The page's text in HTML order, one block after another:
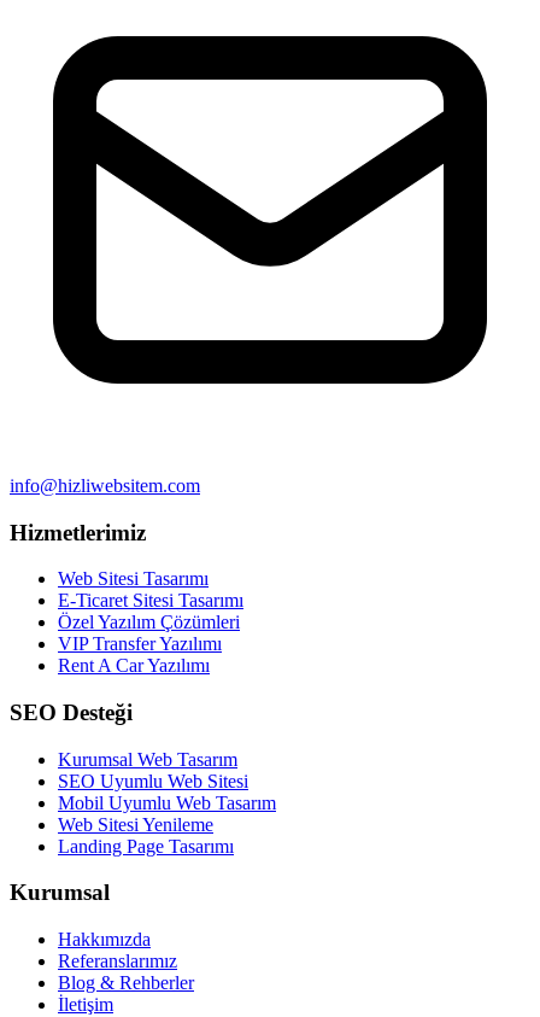
info@hizliwebsitem.com
Hizmetlerimiz
Web Sitesi Tasarımı
E-Ticaret Sitesi Tasarımı
Özel Yazılım Çözümleri
VIP Transfer Yazılımı
Rent A Car Yazılımı
SEO Desteği
Kurumsal Web Tasarım
SEO Uyumlu Web Sitesi
Mobil Uyumlu Web Tasarım
Web Sitesi Yenileme
Landing Page Tasarımı
Kurumsal
Hakkımızda
Referanslarımız
Blog & Rehberler
İletişim